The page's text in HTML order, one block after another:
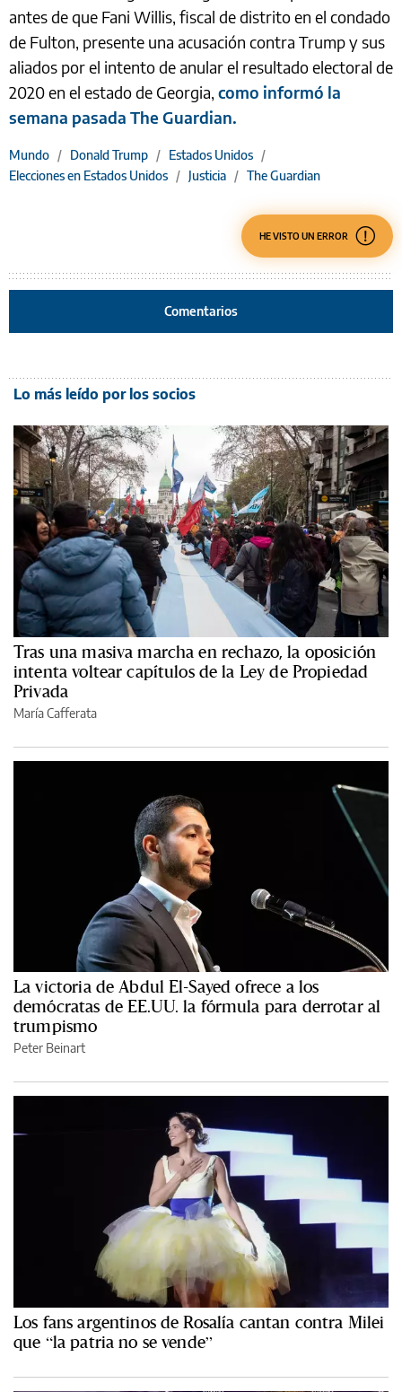
antes de que Fani Willis, fiscal de distrito en el condado
de Fulton, presente una acusación contra Trump y sus
aliados por el intento de anular el resultado electoral de
2020 en el estado de Georgia, como informó la
semana pasada The Guardian.
Mundo / Donald Trump / Estados Unidos /
Elecciones en Estados Unidos / Justicia / The Guardian
HE VISTO UN ERROR
Comentarios
Lo más leído por los socios
Tras una masiva marcha en rechazo, la oposición
intenta voltear capítulos de la Ley de Propiedad
Privada
María Cafferata
La victoria de Abdul El-Sayed ofrece a los
demócratas de EE.UU. la fórmula para derrotar al
trumpismo
Peter Beinart
Los fans argentinos de Rosalía cantan contra Milei
que “la patria no se vende”